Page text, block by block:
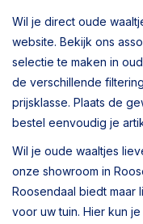
Wil je direct oude
website. Bekijk ons
selectie te maken in
de verschillende
prijsklasse. Plaats de
bestel eenvoudig je
Wil je oude waaltjes
onze showroom in
Roosendaal biedt maar
voor uw tuin. Hier kun